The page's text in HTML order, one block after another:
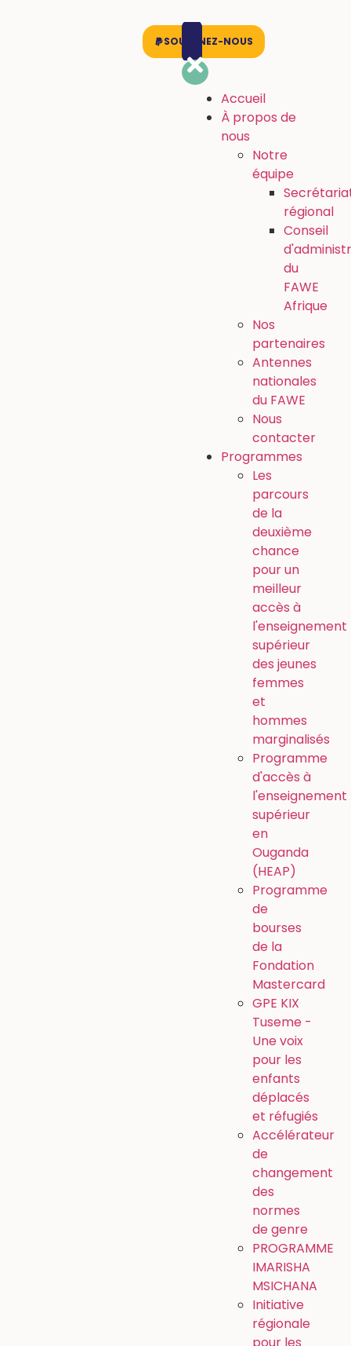
SOUTENEZ-NOUS
Accueil
À propos de
nous
Notre
équipe
régional
Conseil
du
FAWE
Afrique
Nos
partenaires
Antennes
nationales
du FAWE
Nous
contacter
Programmes
Les
parcours
de la
deuxième
chance
pour un
meilleur
accès à
l'enseignement
supérieur
des jeunes
femmes
et
hommes
marginalisés
Programme
d'accès à
l'enseignement
supérieur
en
Ouganda
(HEAP)
Programme
de
bourses
de la
Fondation
Mastercard
GPE KIX
Tuseme -
Une voix
pour les
enfants
déplacés
et réfugiés
Accélérateur
de
changement
des
normes
de genre
PROGRAMME
IMARISHA
MSICHANA
Initiative
régionale